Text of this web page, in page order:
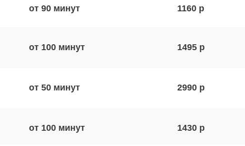
от 90 1160
от 100 1495
от 50 2990
от 100 1430